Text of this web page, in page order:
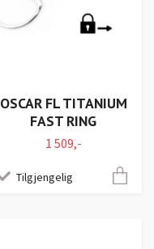
OSCAR FL TITANIUM
FAST RING
1 509,-
Tilgjengelig